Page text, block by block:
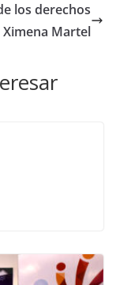
los derechos
Martel